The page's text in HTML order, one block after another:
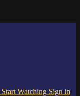
Start Watching Sign in